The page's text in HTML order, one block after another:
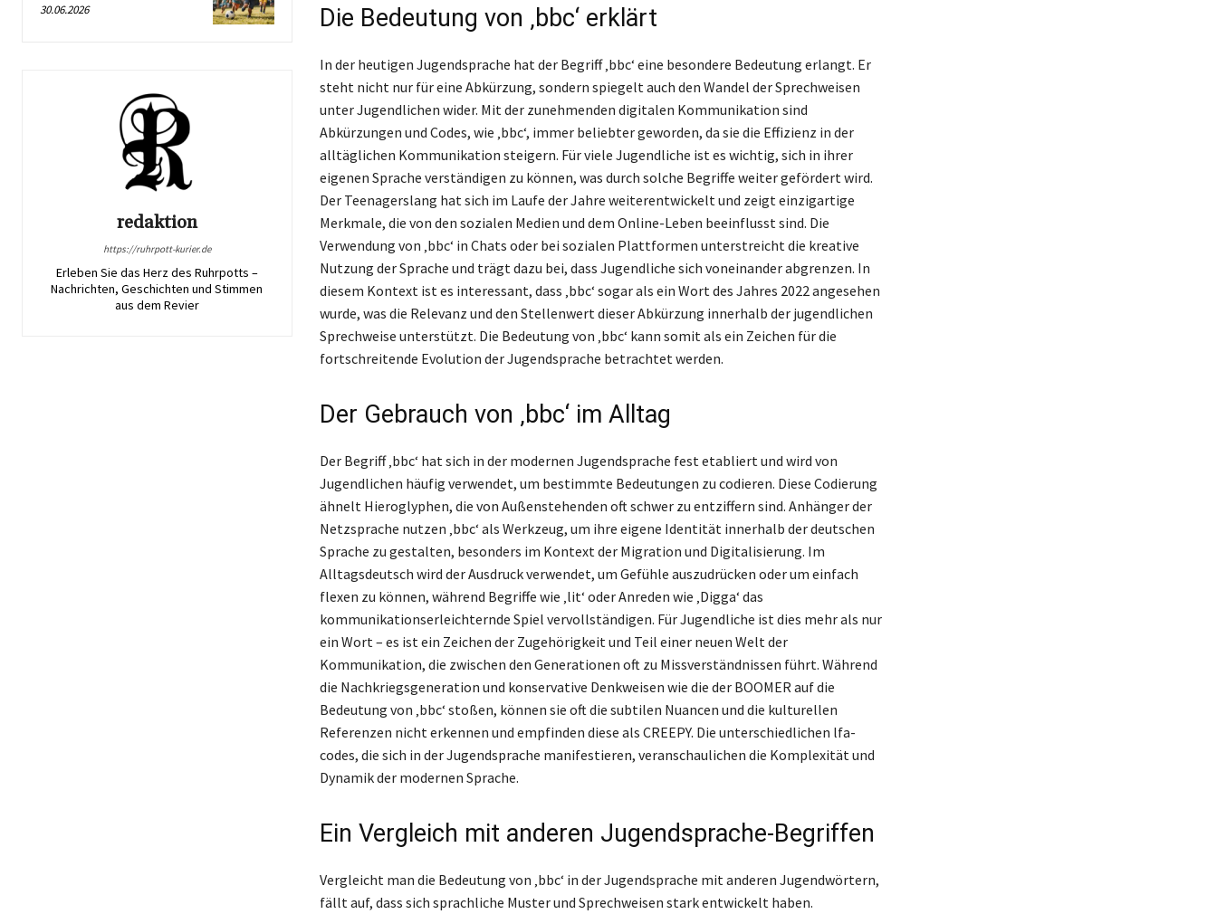
30.06.2026
redaktion
https://ruhrpott-kurier.de
Erleben Sie das Herz des Ruhrpotts –
Nachrichten, Geschichten und Stimmen
aus dem Revier
Die Bedeutung von ‚bbc‘ erklärt
In der heutigen Jugendsprache hat der Begriff ‚bbc‘ eine besondere Bedeutung erlangt. Er
steht nicht nur für eine Abkürzung, sondern spiegelt auch den Wandel der Sprechweisen
unter Jugendlichen wider. Mit der zunehmenden digitalen Kommunikation sind
Abkürzungen und Codes, wie ‚bbc‘, immer beliebter geworden, da sie die Effizienz in der
alltäglichen Kommunikation steigern. Für viele Jugendliche ist es wichtig, sich in ihrer
eigenen Sprache verständigen zu können, was durch solche Begriffe weiter gefördert wird.
Der Teenagerslang hat sich im Laufe der Jahre weiterentwickelt und zeigt einzigartige
Merkmale, die von den sozialen Medien und dem Online-Leben beeinflusst sind. Die
Verwendung von ‚bbc‘ in Chats oder bei sozialen Plattformen unterstreicht die kreative
Nutzung der Sprache und trägt dazu bei, dass Jugendliche sich voneinander abgrenzen. In
diesem Kontext ist es interessant, dass ‚bbc‘ sogar als ein Wort des Jahres 2022 angesehen
wurde, was die Relevanz und den Stellenwert dieser Abkürzung innerhalb der jugendlichen
Sprechweise unterstützt. Die Bedeutung von ‚bbc‘ kann somit als ein Zeichen für die
fortschreitende Evolution der Jugendsprache betrachtet werden.
Der Gebrauch von ‚bbc‘ im Alltag
Der Begriff ‚bbc‘ hat sich in der modernen Jugendsprache fest etabliert und wird von
Jugendlichen häufig verwendet, um bestimmte Bedeutungen zu codieren. Diese Codierung
ähnelt Hieroglyphen, die von Außenstehenden oft schwer zu entziffern sind. Anhänger der
Netzsprache nutzen ‚bbc‘ als Werkzeug, um ihre eigene Identität innerhalb der deutschen
Sprache zu gestalten, besonders im Kontext der Migration und Digitalisierung. Im
Alltagsdeutsch wird der Ausdruck verwendet, um Gefühle auszudrücken oder um einfach
flexen zu können, während Begriffe wie ‚lit‘ oder Anreden wie ‚Digga‘ das
kommunikationserleichternde Spiel vervollständigen. Für Jugendliche ist dies mehr als nur
ein Wort – es ist ein Zeichen der Zugehörigkeit und Teil einer neuen Welt der
Kommunikation, die zwischen den Generationen oft zu Missverständnissen führt. Während
die Nachkriegsgeneration und konservative Denkweisen wie die der BOOMER auf die
Bedeutung von ‚bbc‘ stoßen, können sie oft die subtilen Nuancen und die kulturellen
Referenzen nicht erkennen und empfinden diese als CREEPY. Die unterschiedlichen lfa-
codes, die sich in der Jugendsprache manifestieren, veranschaulichen die Komplexität und
Dynamik der modernen Sprache.
Ein Vergleich mit anderen Jugendsprache-Begriffen
Vergleicht man die Bedeutung von ‚bbc‘ in der Jugendsprache mit anderen Jugendwörtern,
fällt auf, dass sich sprachliche Muster und Sprechweisen stark entwickelt haben.